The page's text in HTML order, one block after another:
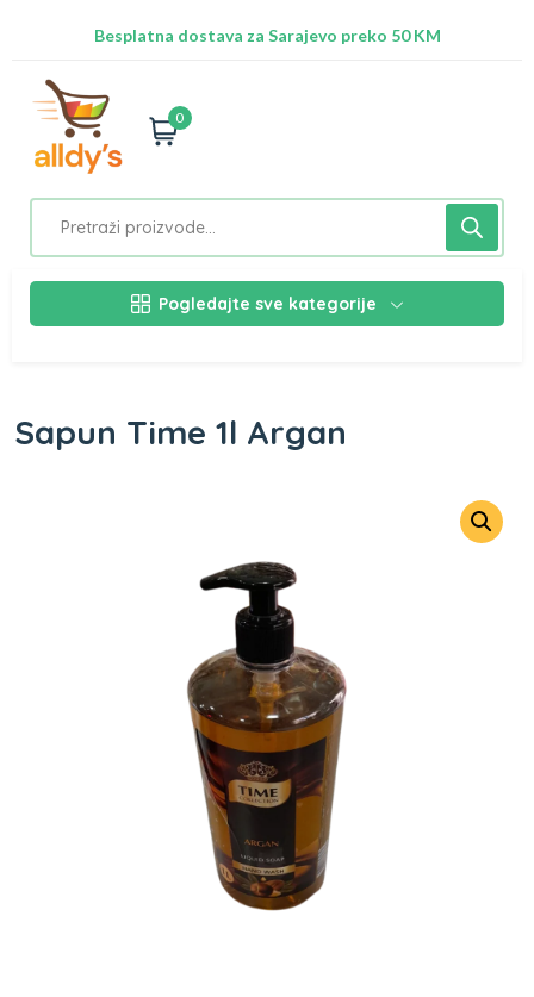
Besplatna dostava za Sarajevo preko 50 KM
0
Pogledajte sve kategorije
Sapun Time 1l Argan